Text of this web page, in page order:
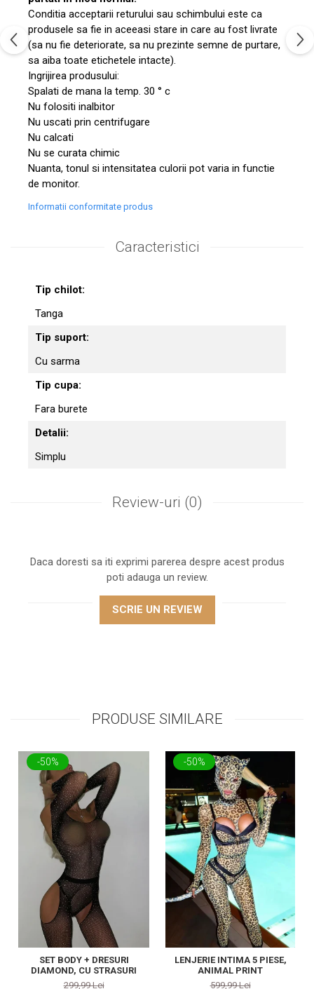
Conditia acceptarii returului sau schimbului este ca
produsele sa fie in aceeasi stare in care au fost livrate
(sa nu fie deteriorate, sa nu prezinte semne de purtare,
sa aiba toate etichetele intacte).
Ingrijirea produsului:
Spalati de mana la temp. 30 ° c
Nu folositi inalbitor
Nu uscati prin centrifugare
Nu calcati
Nu se curata chimic
Nuanta, tonul si intensitatea culorii pot varia in functie
de monitor.
Informatii conformitate produs
Caracteristici
Tip chilot:
Tanga
Tip suport:
Cu sarma
Tip cupa:
Fara burete
Detalii:
Simplu
Review-uri (0)
Daca doresti sa iti exprimi parerea despre acest produs
poti adauga un review.
SCRIE UN REVIEW
PRODUSE SIMILARE
-50%
SET BODY + DRESURI
DIAMOND, CU STRASURI
299,99 Lei
-50%
LENJERIE INTIMA 5 PIESE,
ANIMAL PRINT
599,99 Lei